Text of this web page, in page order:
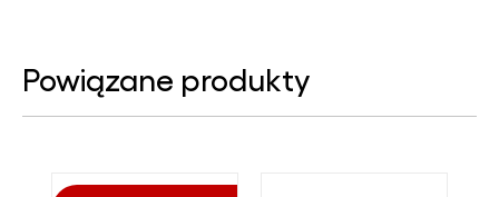
Powiązane produkty